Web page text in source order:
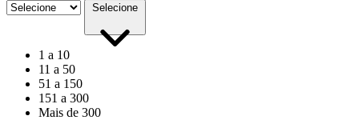
Selecione
1 a 10
11 a 50
51 a 150
151 a 300
Mais de 300